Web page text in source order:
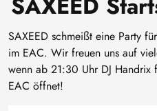
SAXEED schmeißt eine Party
im EAC. Wir freuen uns auf
wenn ab 21:30 Uhr DJ
EAC öffnet!